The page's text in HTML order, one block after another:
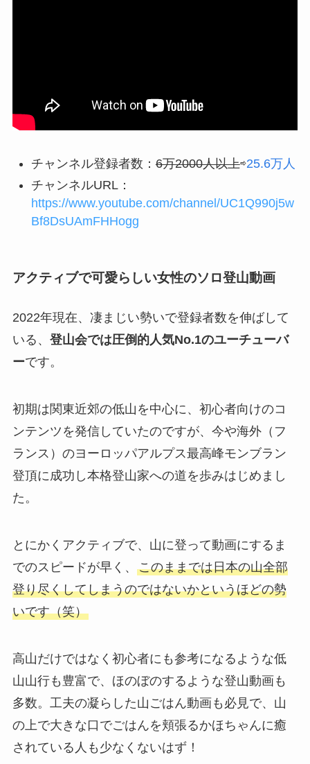
チャンネル登録者数：6万2000人以上⇨25.6万人
チャンネルURL：
https://www.youtube.com/channel/UC1Q990j5w
Bf8DsUAmFHHogg
アクティブで可愛らしい女性のソロ登山動画
2022年現在、凄まじい勢いで登録者数を伸ばして
いる、 登山会では圧倒的人気No.1のユーチューバ
ーです。
初期は関東近郊の低山を中心に、初心者向けのコ
ンテンツを発信していたのですが、今や海外（フ
ランス）のヨーロッパアルプス最高峰モンブラン
登頂に成功し本格登山家への道を歩みはじめまし
た。
とにかくアクティブで、山に登って動画にするま
でのスピードが早く、 このままでは日本の山全部
登り尽くしてしまうのではないかというほどの勢
いです（笑）
高山だけではなく初心者にも参考になるような低
山山行も豊富で、ほのぼのするような登山動画も
多数。工夫の凝らした山ごはん動画も必見で、山
の上で大きな口でごはんを頬張るかほちゃんに癒
されている人も少なくないはず！